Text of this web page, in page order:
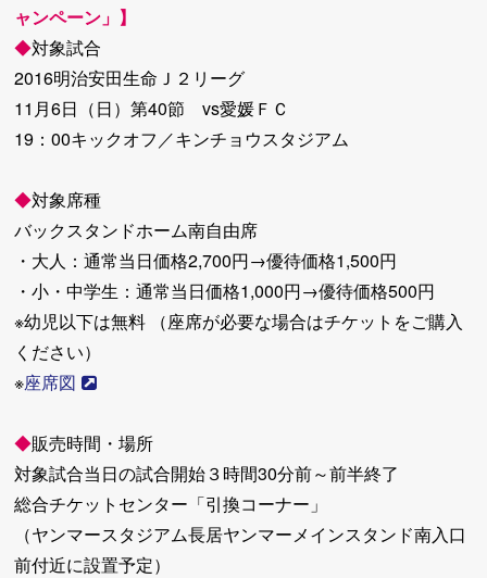
ャンペーン」】
◆対象試合
2016明治安田生命Ｊ２リーグ
11月6日（日）第40節 vs愛媛ＦＣ
19：00キックオフ／キンチョウスタジアム
◆対象席種
バックスタンドホーム南自由席
・大人：通常当日価格2,700円→優待価格1,500円
・小・中学生：通常当日価格1,000円→優待価格500円
※幼児以下は無料 （座席が必要な場合はチケットをご購入
ください）
※座席図
◆販売時間・場所
対象試合当日の試合開始３時間30分前～前半終了
総合チケットセンター「引換コーナー」
（ヤンマースタジアム長居ヤンマーメインスタンド南入口
前付近に設置予定）